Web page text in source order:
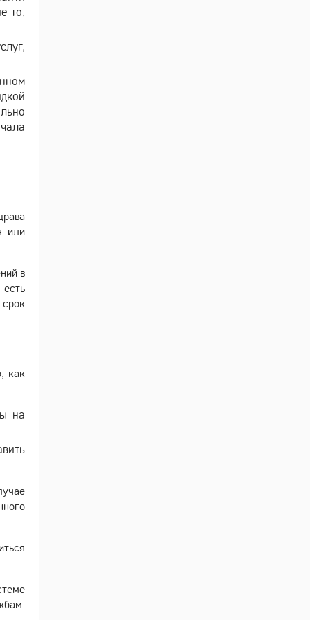
то,
или
в
как
на